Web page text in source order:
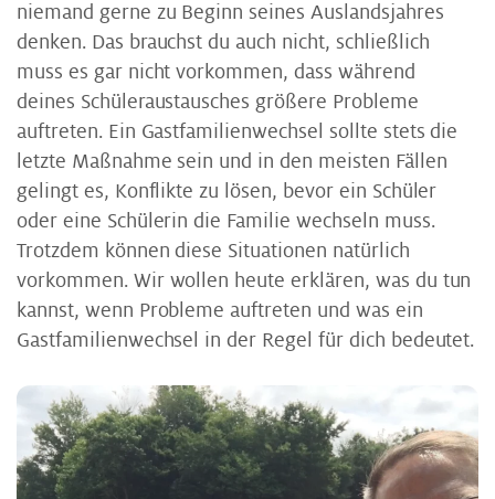
niemand gerne zu Beginn seines Auslandsjahres
denken. Das brauchst du auch nicht, schließlich
muss es gar nicht vorkommen, dass während
deines Schüleraustausches größere Probleme
auftreten. Ein Gastfamilienwechsel sollte stets die
letzte Maßnahme sein und in den meisten Fällen
gelingt es, Konflikte zu lösen, bevor ein Schüler
oder eine Schülerin die Familie wechseln muss.
Trotzdem können diese Situationen natürlich
vorkommen. Wir wollen heute erklären, was du tun
kannst, wenn Probleme auftreten und was ein
Gastfamilienwechsel in der Regel für dich bedeutet.